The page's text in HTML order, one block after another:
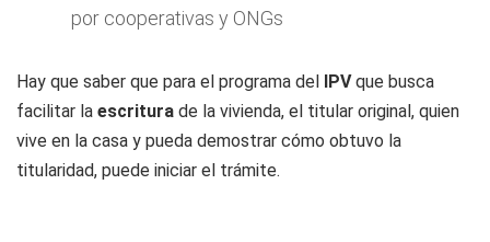
por cooperativas y ONGs
Hay que saber que para el programa del IPVque busca
facilitar la escritura de la vivienda, el titular original, quien
vive en la casa y pueda demostrar cómo obtuvo la
titularidad, puede iniciar el trámite.